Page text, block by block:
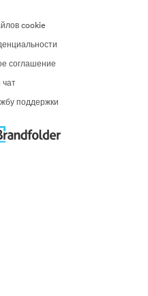
cookie
соглашение
поддержки